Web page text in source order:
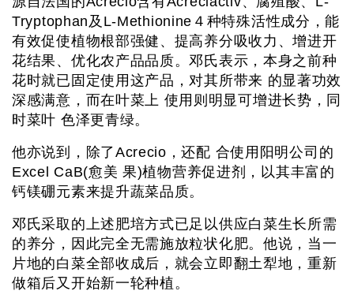
Tryptophan及L-Methionine４种特殊活性成分，能
有效促使植物根部强健、提高养分吸收力、增进开
花结果、优化农产品品质。邓氏表示，本身之前种
花时就已固定使用这产品，对其所带来 的显著功效
深感满意，而在叶菜上 使用则明显可增进长势，同
时菜叶 色泽更青绿。
他亦说到，除了Acrecio，还配 合使用阳明公司的
Excel CaB(愈美 果)植物营养促进剂，以其丰富的
钙镁硼元素来提升蔬菜品质。
邓氏采取的上述肥培方式已足以供应白菜生长所需
的养分，因此完全无需施放粒状化肥。他说，当一
片地的白菜全部收成后，就会立即翻土犁地，重新
做箱后又开始新一轮种植。